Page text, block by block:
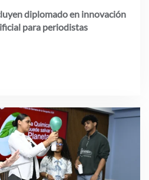
diplomado en innovación
para periodistas